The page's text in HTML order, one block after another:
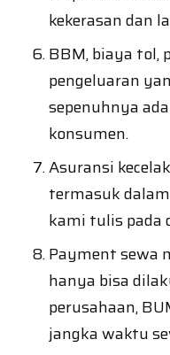
kekerasan dan
BBM, biaya tol,
pengeluaran
sepenuhnya
konsumen.
Asuransi
termasuk
kami tulis pada
Payment sewa
hanya bisa
perusahaan,
jangka waktu